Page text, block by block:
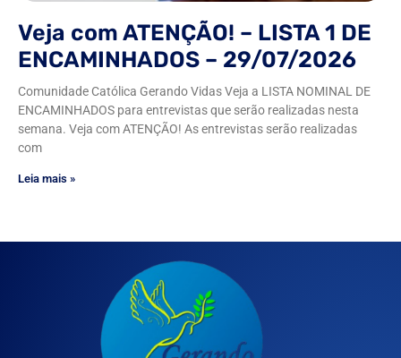
Veja com ATENÇÃO! – LISTA 1 DE
ENCAMINHADOS – 29/07/2026
Comunidade Católica Gerando Vidas Veja a LISTA NOMINAL DE
ENCAMINHADOS para entrevistas que serão realizadas nesta
semana. Veja com ATENÇÃO! As entrevistas serão realizadas
com
Leia mais »